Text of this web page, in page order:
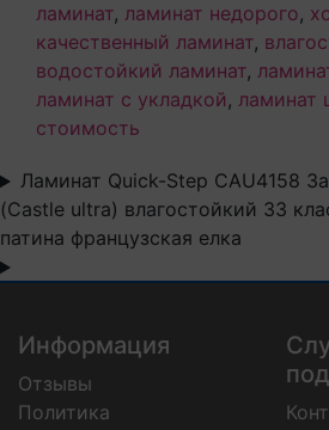
ламинат, ламинат недорого,
качественный ламинат,
водостойкий ламинат,
ламинат с укладкой, ламинат
стоимость
Ламинат Quick-Step CAU4158
(Castle ultra) влагостойкий 33
патина французская елка
Информация
Отзывы
Политика